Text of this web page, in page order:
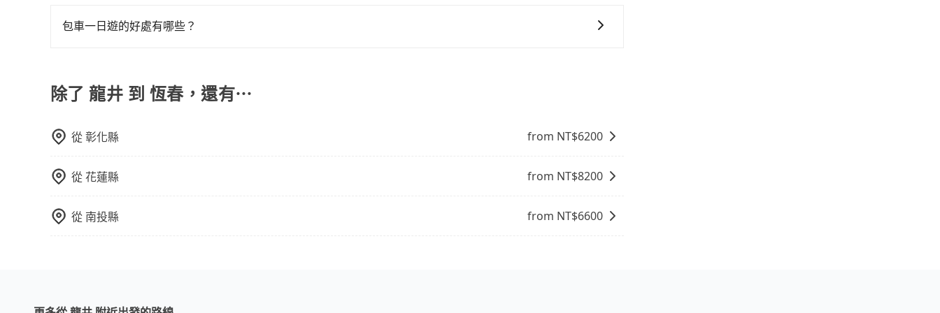
用，不會像其他業者那樣收取額外費用。但如果您需要前往的地點屬於高海拔山區等特殊地點，就可能會需要支
包車一日遊的好處有哪些？
中專心欣賞當地美景和文化，讓您的旅程更加輕鬆自在。
除了 龍井 到 恆春，還有⋯
從彰化縣 from NT$6200
從花蓮縣 from NT$8200
從 南投縣 from NT$6600